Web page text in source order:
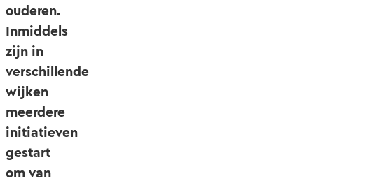
ouderen.
Inmiddels
zijn in
verschillende
wijken
meerdere
initiatieven
gestart
om van